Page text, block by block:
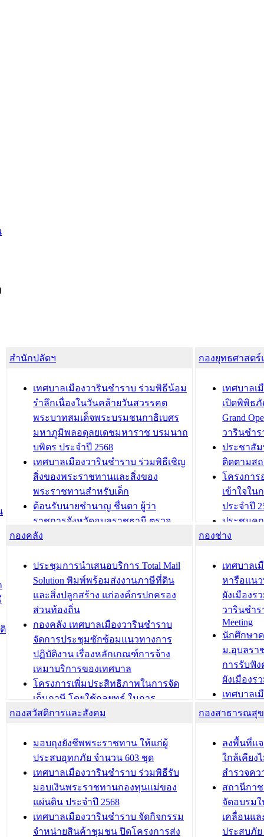
สำนักปลัดฯ
เทศบาลเมืองวารินชำราบ ร่วมพิธีน้อม
รำลึกเนื่องในวันคล้ายวันสวรรคต
พระบาทสมเด็จพระบรมชนกาธิเบศร
มหาภูมิพลอดุลยเดชมหาราช บรมนาถ
บพิตร ประจำปี 2568
เทศบาลเมืองวารินชำราบ ร่วมพิธีเชิญ
สิ่งของพระราชทานและสิ่งของ
พระราชทานสำหรับเด็ก
ต้อนรับนายชำนาญ ชื่นตา ผู้ว่า
ราชการจังหวัดอุบลราชธานี ตรวจ
ความเรียบร้อยของสถานที่ในการเตรี
องคมนตรี
สำนักทะเบียนท้องถิ่นเทศบาลเมือง
วารินชำราบ ดำเนินการมอบทะเบียน
บ้าน ทร.14 และบัตรประจำตัว
ประชาชนบุคคลประเภท 8 แก่บุคคลที่
ได้รับการเพิ่มชื่อในทะเบียนบ้าน
(ท.ร.14) กรณีคนไม่มีสัญชาติไทยได้รับ
อนุญาตให้มีถิ่นที่อยู่
ประชุมคณะกรรมการประเมินผลการ
ควบคุมภายในของ สำนัก/กอง/
โรงเรียน/ศูนย์พัฒนาเด็กเล็ก/สถานธนา
บทความ อื่นๆ ...
กองยุทธศาสต
เทศบาลเ
เปิดพิพิธภั
Grand
วารินชำร
ประชาสัม
ติดตามส
โครงกา
เข้าใจใน
ประจำปี
ประชุมค
ความเสี่ย
ประชุมที
ชีวา สร้า
ขับเคลื่อน
“เมืองแห่
บทความ อื่นๆ ...
กองคลัง
ประชุมการนำเสนอบริการ Total Mail
Solution พิมพ์พร้อมส่งงานภาษีที่ดิน
และสิ่งปลูกสร้าง แก่องค์กรปกครอง
ส่วนท้องถิ่น
กองคลัง เทศบาลเมืองวารินชำราบ
จัดการประชุมซักซ้อมแนวทางการ
ปฏิบัติงาน เรื่องหลักเกณฑ์การจ้าง
เหมาบริการของเทศบาล
โครงการเพิ่มประสิทธิภาพในการจัด
เก็บภาษี โดยใช้กลยุทธ์ ในการ
พัฒนาการจัดเก็บรายได้ ประจำปี พ.ศ.
เทศบาลเมืองวารินชำราบ ร่วมการ
ประชุมวิชาการระดับนานาชาติและ
นิทรรศการด้านนวัตกรรมท้องถิ่น 2568
และรับรางวัลทีมนักวิจัยดีเด่นจาก
นวัตกรรมโครงการทะเบียนภาษีป้าย
ประชุมผู้เช่าอาคารพาณิชย์ บริเวณ
ถนนเกษมสุขและถนนประทุมเทพภักดี
กองช่าง
เทศบาลเ
หารือแน
ผังเมืองร
วารินชำร
Meeting
นักศึกษา
ม.อุบลรา
การรับฟั
ผังเมืองร
เทศบาลเ
โครงการ
เทศบาล
รับฟังคว
ผังเมือง
วารินชำ
เทศบาล
ซักซ้อมแ
ประโยช
กองสวัสดิการและสังคม
มอบถุงยังชีพพระราชทาน ให้แก่ผู้
ประสบอุทกภัย จำนวน 603 ชุด
เทศบาลเมืองวารินชำราบ ร่วมพิธีรับ
มอบเงินพระราชทานกองทุนแม่ของ
แผ่นดิน ประจำปี 2568
เทศบาลเมืองวารินชำราบ จัดกิจกรรม
จำหน่ายสินค้าชุมชน ปิดโครงการส่ง
กองสาธารณสุ
ลงพื้นที่แ
ใกล้เคียง
สำรวจค
สถานีกา
จัดอบรม
เคลื่อนแ
ประสบภั